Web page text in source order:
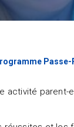
parent-